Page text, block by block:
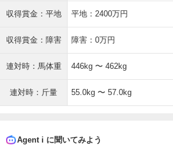
収得賞金：平地 平地：2400万円
収得賞金：障害 障害：0万円
連対時：馬体重 446kg 〜 462kg
連対時：斤量 55.0kg 〜 57.0kg
Agent i に聞いてみよう